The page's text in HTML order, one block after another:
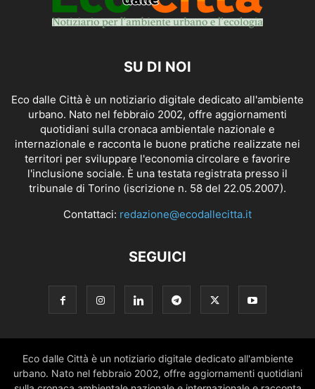
SU DI NOI
Eco dalle Città è un notiziario digitale dedicato all'ambiente
urbano. Nato nel febbraio 2002, offre aggiornamenti
quotidiani sulla cronaca ambientale nazionale e
internazionale e racconta le buone pratiche realizzate nei
territori per sviluppare l'economia circolare e favorire
l'inclusione sociale. È una testata registrata presso il
tribunale di Torino (iscrizione n. 58 del 22.05.2007).
Contattaci: redazione@ecodallecitta.it
SEGUICI
Eco dalle Città è un notiziario digitale dedicato all'ambiente
urbano. Nato nel febbraio 2002, offre aggiornamenti quotidiani